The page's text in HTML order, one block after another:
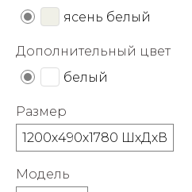
ясень белый
Дополнительный цвет
белый
Размер
1200х490х1780 ШхДхВ
Модель
об оплате Плайтом
plait.ru